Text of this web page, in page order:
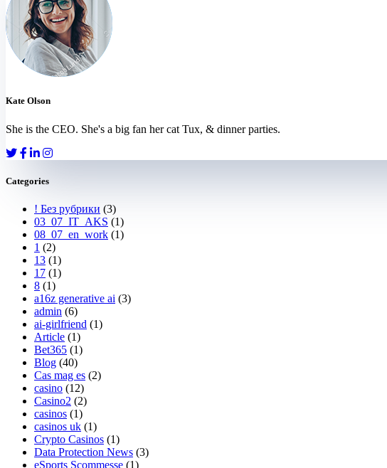
Kate Olson
She is the CEO. She's a big fan her cat Tux, & dinner parties.
Categories
! Без рубрики (3)
03_07_IT_AKS (1)
08_07_en_work (1)
1 (2)
13 (1)
17 (1)
8 (1)
a16z generative ai (3)
admin (6)
ai-girlfriend (1)
Article (1)
Bet365 (1)
Blog (40)
Cas mag es (2)
casino (12)
Casino2 (2)
casinos (1)
casinos uk (1)
Crypto Casinos (1)
Data Protection News (3)
eSports Scommesse (1)